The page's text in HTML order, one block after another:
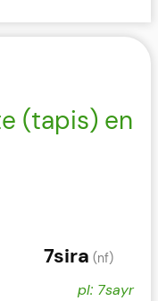
(tapis) en
7sira (nf)
pl: 7sayr